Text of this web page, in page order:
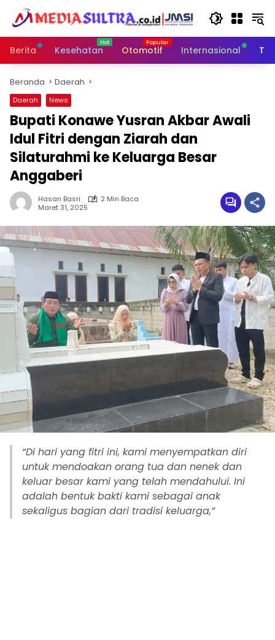
Langsung
konten
Berita
Kesehatan Otomotif Internasional
Beranda Daerah
Daerah News
Bupati Konawe Yusran Akbar Awali
Idul Fitri dengan Ziarah dan
Silaturahmi ke Keluarga Besar
Anggaberi
Hasan Basri
2 Min Baca
Maret 31, 2025
“Di hari yang fitri ini, kami menyempatkan diri
untuk mendoakan orang tua dan nenek dan
keluar besar kami yang telah mendahului. Ini
adalah bentuk bakti kami sebagai anak
sekaligus bagian dari tradisi keluarga,”